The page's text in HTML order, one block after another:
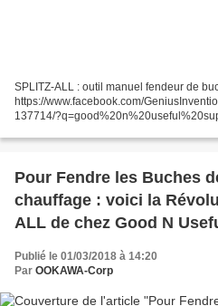
SPLITZ-ALL : outil manuel fendeur de
https://www.facebook.com/
137714/
Pour Fendre les Buches
chauffage : voici la
ALL de chez Good N
Publié le 01/03/2018 à 14:20
Par OOKAWA-Corp